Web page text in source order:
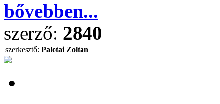
bővebben...
szerző: 2840
szerkesztő: Palotai Zoltán